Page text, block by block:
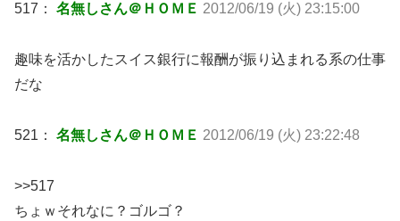
517： 名無しさん＠ＨＯＭＥ 2012/06/19 (火) 23:15:00
趣味を活かしたスイス銀行に報酬が振り込まれる系の仕事
だな
521： 名無しさん＠ＨＯＭＥ 2012/06/19 (火) 23:22:48
>>517
ちょｗそれなに？ゴルゴ？